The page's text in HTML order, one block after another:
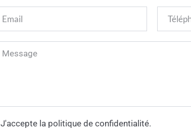
J'accepte la politique de confidentialité.